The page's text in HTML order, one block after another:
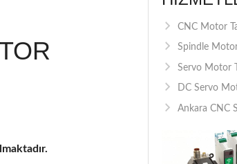
CNC Motor
Spindle Motor
Servo Motor
DC Servo
Ankara CNC